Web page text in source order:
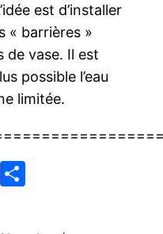
est d’installer
« barrières »
de vase. Il est
possible l’eau
limitée.
Email